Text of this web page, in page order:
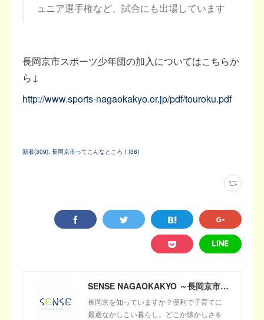
ュニア選手権など、試合にも出場しています
長岡京市スポーツ少年団の加入についてはこちらか
ら↓
http://www.sports-nagaokakyo.or.jp/pdf/touroku.pdf
新着(309) 長岡京市ってこんなところ！(38)
SENSE NAGAOKAKYO ～長岡京市のサブサイト～
長岡京を知っていますか？便利で子育てに
最適なかしこい暮らし。どこか懐かしさを